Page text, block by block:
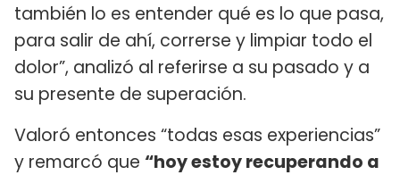
también lo es entender qué es lo que pasa,
para salir de ahí, correrse y limpiar todo el
dolor”, analizó al referirse a su pasado y a
su presente de superación.
Valoró entonces “todas esas experiencias”
y remarcó que “hoy estoy recuperando a